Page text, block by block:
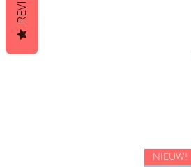
NIEUW!